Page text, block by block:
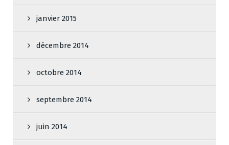
janvier 2015
décembre 2014
octobre 2014
septembre 2014
juin 2014